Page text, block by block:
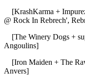
[KrashKarma +
@ Rock In Rebrech',
[The Winery Dogs +
Angoulins]
[Iron Maiden + The
Anvers]